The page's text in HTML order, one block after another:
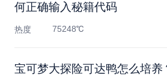
何正确输入秘籍代码
热度 75248℃
宝可梦大探险可达鸭怎么培养